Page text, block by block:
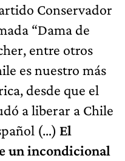
Conservador
“Dama de
entre otros
es nuestro más
desde que el
a liberar a Chile
(…) El
un incondicional